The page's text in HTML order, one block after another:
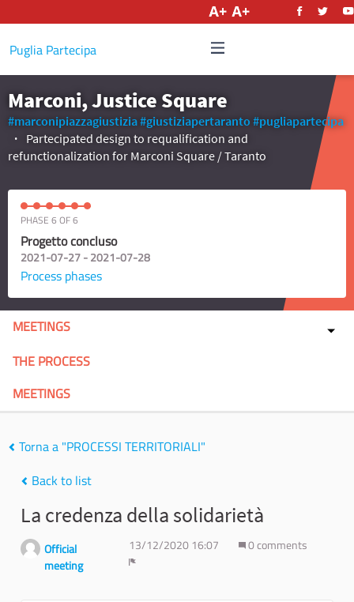
Puglia Partecipa
Marconi, Justice Square
#marconipiazzagiustizia#giustiziapertaranto #pugliapartecipa
Partecipated design to requalification and
refunctionalization for Marconi Square / Taranto
PHASE 6 OF 6
Progetto concluso
2021-07-27 - 2021-07-28
Process phases
MEETINGS
THE PROCESS
MEETINGS
Torna a "PROCESSI TERRITORIALI"
Back to list
La credenza della solidarietà
Official
meeting
13/12/2020 16:07
0 comments